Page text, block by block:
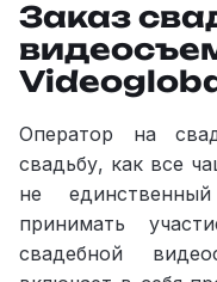
Заказ
Оператор на
свадьбу, как все
не
принимать
свадебной